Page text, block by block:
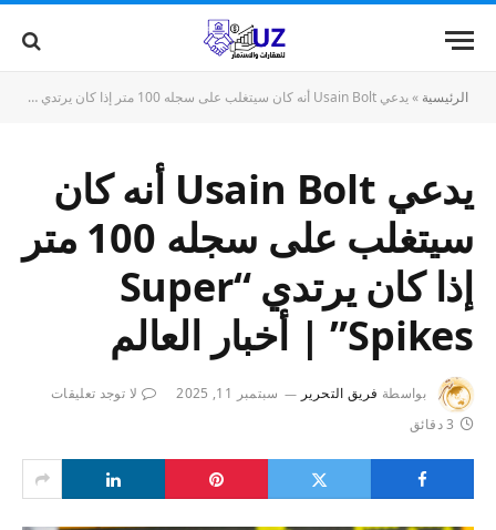
الرئيسية »يدعي Usain Bolt أنه كان سيتغلب على سجله 100 متر إذا كان يرتدي “Super Spikes” | أخبار العالم
يدعي Usain Bolt أنه كان
سيتغلب على سجله 100 متر
إذا كان يرتدي “Super
Spikes” | أخبار العالم
بواسطة فريق التحرير سبتمبر 11, 2025
لا توجد تعليقات
3 دقائق